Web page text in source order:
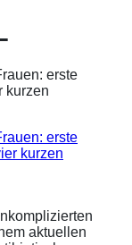
erste
kurzen
aktuellen